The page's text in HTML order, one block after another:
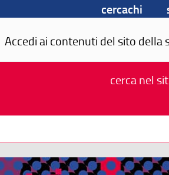
cercachi
Accedi ai contenuti del sito della
cerca nel